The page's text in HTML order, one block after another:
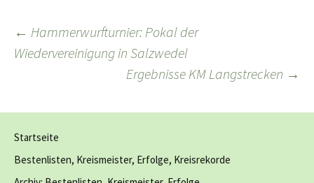
Beitragsnavigation
← Hammerwurfturnier: Pokal der
Wiedervereinigung in Salzwedel
Ergebnisse KM Langstrecken →
Startseite
Bestenlisten, Kreismeister, Erfolge, Kreisrekorde